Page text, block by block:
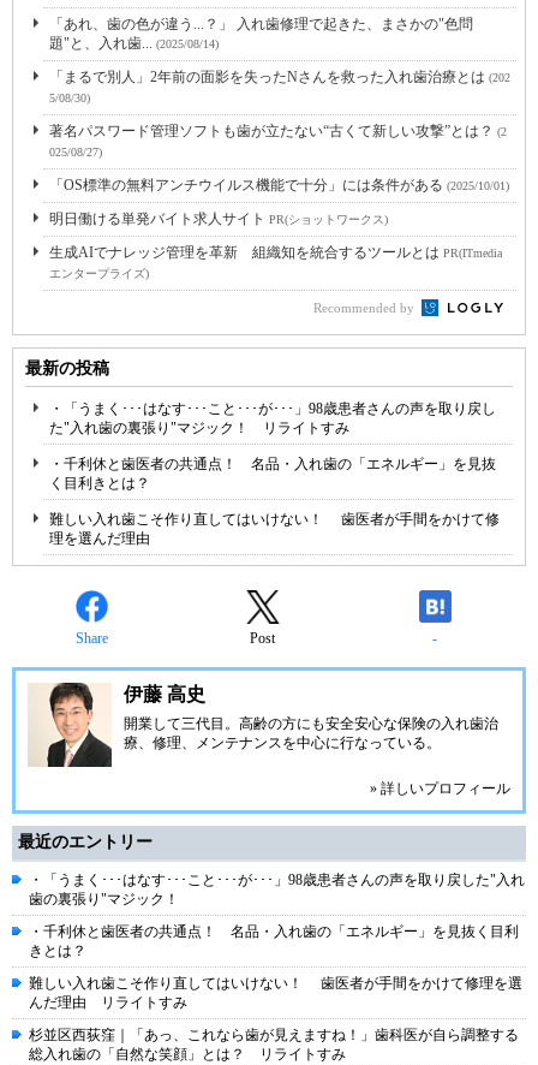
「あれ、歯の色が違う...？」 入れ歯修理で起きた、まさかの"色問
題"と、入れ歯... (2025/08/14)
「まるで別人」2年前の面影を失ったNさんを救った入れ歯治療とは (202
5/08/30)
著名パスワード管理ソフトも歯が立たない“古くて新しい攻撃”とは？ (2
025/08/27)
「OS標準の無料アンチウイルス機能で十分」には条件がある (2025/10/01)
明日働ける単発バイト求人サイト PR(ショットワークス)
生成AIでナレッジ管理を革新 組織知を統合するツールとは PR(ITmedia
エンタープライズ)
Recommended by
最新の投稿
・「うまく･･･はなす･･･こと･･･が･･･」98歳患者さんの声を取り戻し
た"入れ歯の裏張り"マジック！ リライトすみ
・千利休と歯医者の共通点！ 名品・入れ歯の「エネルギー」を見抜
く目利きとは？
難しい入れ歯こそ作り直してはいけない！ 歯医者が手間をかけて修
理を選んだ理由
Share Post -
伊藤 高史
開業して三代目。高齢の方にも安全安心な保険の入れ歯治
療、修理、メンテナンスを中心に行なっている。
» 詳しいプロフィール
最近のエントリー
・「うまく･･･はなす･･･こと･･･が･･･」98歳患者さんの声を取り戻した"入れ
歯の裏張り"マジック！
・千利休と歯医者の共通点！ 名品・入れ歯の「エネルギー」を見抜く目利
きとは？
難しい入れ歯こそ作り直してはいけない！ 歯医者が手間をかけて修理を選
んだ理由 リライトすみ
杉並区西荻窪｜「あっ、これなら歯が見えますね！」歯科医が自ら調整する
総入れ歯の「自然な笑顔」とは？ リライトすみ